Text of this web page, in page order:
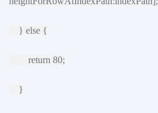
} else {
return 80;
}